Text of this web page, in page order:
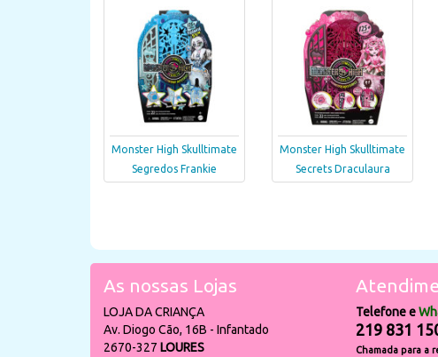
Monster High Skulltimate
Segredos Frankie
Monster High Skulltimate
Secrets Draculaura
As nossas Lojas
LOJA DA CRIANÇA
Av. Diogo Cão, 16B - Infantado
2670-327 LOURES
Telefone e
219 831
Chamada para a